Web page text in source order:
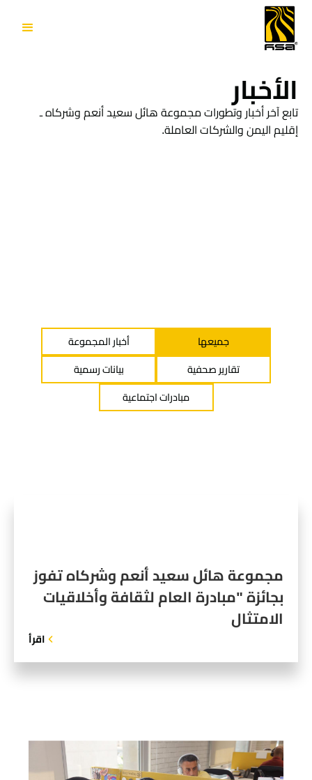
الأخبار
تابع آخر أخبار وتطورات مجموعة هائل سعيد أنعم وشركاه ـ
إقليم اليمن والشركات العاملة.
جميعها
أخبار المجموعة
تقارير صحفية
بيانات رسمية
مبادرات اجتماعية
مجموعة هائل سعيد أنعم وشركاه تفوز
بجائزة "مبادرة العام لثقافة وأخلاقيات
الامتثال
اقرأ